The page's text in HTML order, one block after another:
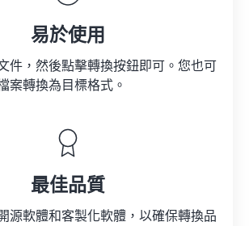
易於使用
件，然後點擊轉換按鈕即可。您也可
案轉換為目標格式。
最佳品質
源軟體和客製化軟體，以確保轉換品